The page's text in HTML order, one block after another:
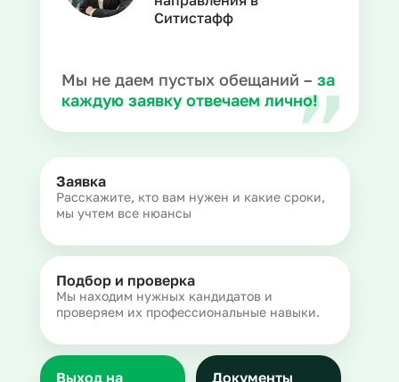
Ситистафф
Мы не даем пустых обещаний – за
каждую заявку отвечаем лично!
Заявка
Расскажите, кто вам нужен и какие сроки,
мы учтем все нюансы
Подбор и проверка
Мы находим нужных кандидатов и
проверяем их профессиональные навыки.
Документы
Выход на